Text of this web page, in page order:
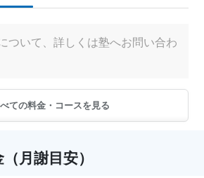
ついて、詳しくは塾へお問い合わ
ての料金・コースを見る
月謝目安）